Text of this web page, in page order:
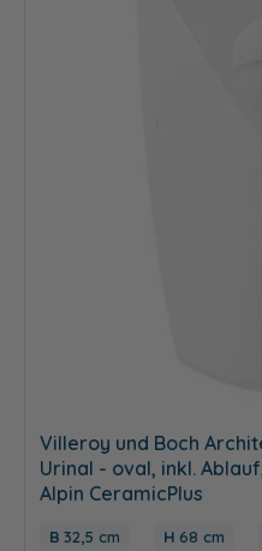
Villeroy und Boch
Urinal - oval, inkl.
Alpin CeramicPlus
32,5 cm 68 cm